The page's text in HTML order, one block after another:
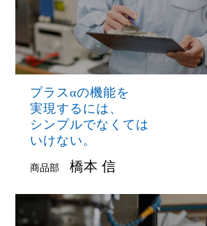
プラスαの機能を
実現するには、
シンプルでなくては
いけない。
商品部 橋本 信